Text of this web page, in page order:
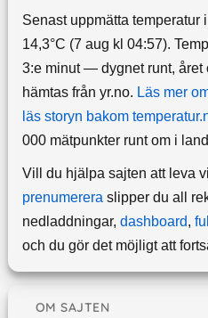
Senast uppmätta temperatur
14,3°C (7 aug kl 04:57).
3:e minut — dygnet runt, året
hämtas från yr.no. Läs mer
läs storyn bakom
000 mätpunkter runt om i
Vill du hjälpa sajten att leva
prenumereraslipper du all
nedladdningar, dashboard,
och du gör det möjligt att
OM SAJTEN